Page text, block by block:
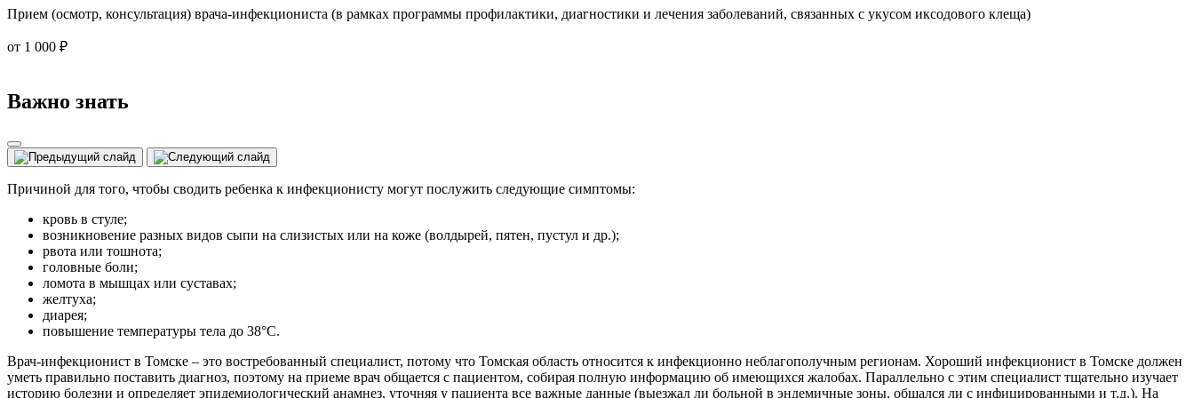
Прием (осмотр, консультация) врача-инфекциониста (в рамках программы профилактики, диагностики и лечения заболеваний, связанных с укусом иксодового клеща)
от 1 000 ₽
Важно знать
Причиной для того, чтобы сводить ребенка к инфекционисту могут послужить следующие симптомы:
кровь в стуле;
возникновение разных видов сыпи на слизистых или на коже (волдырей, пятен, пустул и др.);
рвота или тошнота;
головные боли;
ломота в мышцах или суставах;
желтуха;
диарея;
повышение температуры тела до 38°C.
Врач-инфекционист в Томске – это востребованный специалист, потому что Томская область относится к инфекционно неблагополучным регионам. Хороший инфекционист в Томске должен
уметь правильно поставить диагноз, поэтому на приеме врач общается с пациентом, собирая полную информацию об имеющихся жалобах. Параллельно с этим специалист тщательно изучает
историю болезни и определяет эпидемиологический анамнез, уточняя у пациента все важные данные (выезжал ли больной в эндемичные зоны, общался ли с инфицированными и т.д.). На